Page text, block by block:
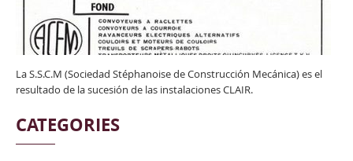
La S.S.C.M (Sociedad Stéphanoise de Construcción Mecánica) es el
resultado de la sucesión de las instalaciones CLAIR.
CATEGORIES